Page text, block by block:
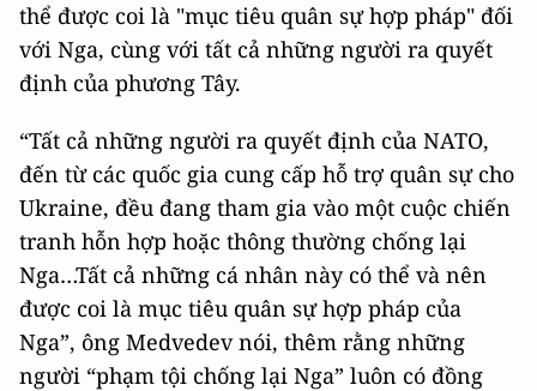
thể được coi là "mục tiêu quân sự hợp pháp" đối
với Nga, cùng với tất cả những người ra quyết
định của phương Tây.
“Tất cả những người ra quyết định của NATO,
đến từ các quốc gia cung cấp hỗ trợ quân sự cho
Ukraine, đều đang tham gia vào một cuộc chiến
tranh hỗn hợp hoặc thông thường chống lại
Nga…Tất cả những cá nhân này có thể và nên
được coi là mục tiêu quân sự hợp pháp của
Nga”, ông Medvedev nói, thêm rằng những
người “phạm tội chống lại Nga” luôn có đồng